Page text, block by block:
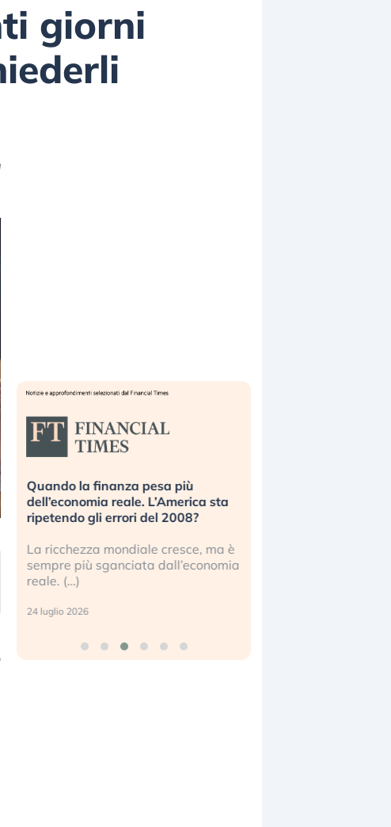
giorni
Quando la finanza pesa più
dell’economia reale. L’America sta
ripetendo gli errori del 2008?
La ricchezza mondiale cresce, ma è
sempre più sganciata dall’economia
reale. (…)
24 luglio 2026